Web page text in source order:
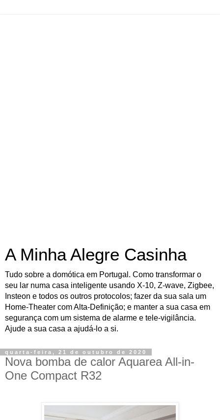
A Minha Alegre Casinha
Tudo sobre a domótica em Portugal. Como transformar o
seu lar numa casa inteligente usando X-10, Z-wave, Zigbee,
Insteon e todos os outros protocolos; fazer da sua sala um
Home-Theater com Alta-Definição; e manter a sua casa em
segurança com um sistema de alarme e tele-vigilância.
Ajude a sua casa a ajudá-lo a si.
quarta-feira, 21 de outubro de 2020
Nova bomba de calor Aquarea All-in-
One Compact R32